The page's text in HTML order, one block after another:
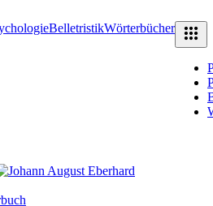
BelletristikWörterbücher